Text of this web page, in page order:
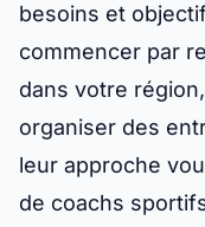
besoins et
commencer par
dans votre
organiser des
leur approche
de coachs